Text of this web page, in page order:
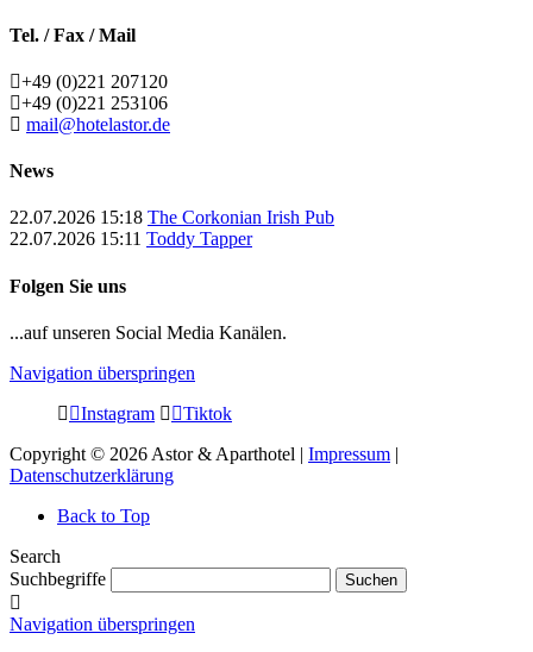
Tel. / Fax / Mail
+49 (0)221 207120
+49 (0)221 253106
mail@hotelastor.de
News
22.07.2026 15:18 The Corkonian Irish Pub
22.07.2026 15:11 Toddy Tapper
Folgen Sie uns
...auf unseren Social Media Kanälen.
Navigation überspringen
Instagram
Tiktok
Copyright © 2026 Astor & Aparthotel | Impressum |
Datenschutzerklärung
Back to Top
Search
Suchbegriffe
Suchen
Navigation überspringen